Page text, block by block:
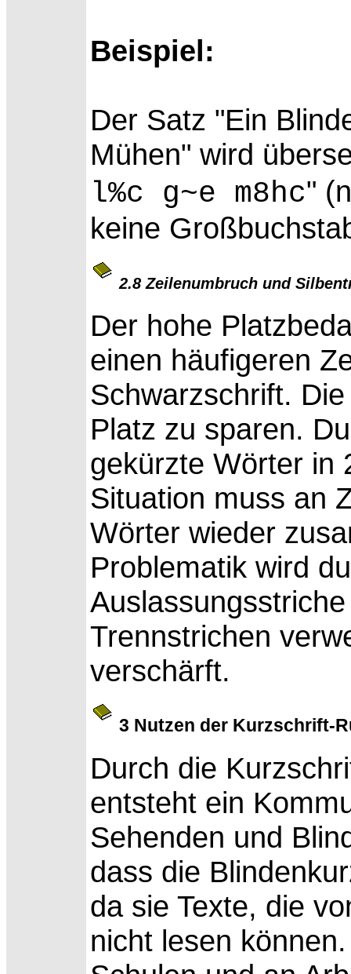
Beispiel:
Der Satz "Ein
Mühen" wird
l%c g~e m8hc"
keine
2.8 Zeilenumbruch und
Der hohe
einen häufigeren
Schwarzschrift.
Platz zu sparen.
gekürzte Wörter in
Situation muss an
Wörter wieder
Problematik wird
Trennstrichen
verschärft.
3 Nutzen der Kurzschrift-
Durch die
entsteht ein
Sehenden und
dass die
da sie Texte, die
nicht lesen